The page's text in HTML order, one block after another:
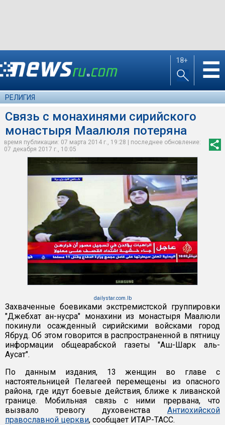
18+ ☰
РЕЛИГИЯ
Связь с монахинями сирийского
монастыря Маалюля потеряна
время публикации: 07 марта 2014 г., 19:28 | последнее обновление:
07 декабря 2017 г., 10:05
dailystar.com.lb
Захваченные боевиками экстремистской группировки
"Джебхат ан-нусра" монахини из монастыря Маалюли
покинули осажденный сирийскими войсками город
Ябруд. Об этом говорится в распространенной в пятницу
информации общеарабской газеты "Аш-Шарк аль-
Аусат".
По данным издания, 13 женщин во главе с
настоятельницей Пелагеей перемещены из опасного
района, где идут боевые действия, ближе к ливанской
границе. Мобильная связь с ними прервана, что
вызвало тревогу духовенства Антиохийской
православной церкви, сообщает ИТАР-ТАСС.